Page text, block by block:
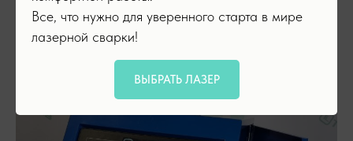
Все, что нужно для уверенного старта в мире
лазерной сварки!
ВЫБРАТЬ ЛАЗЕР